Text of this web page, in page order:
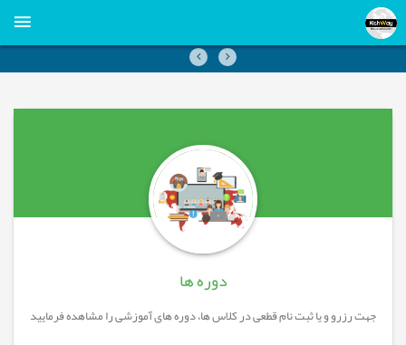
قبلیبعدی
دوره ها
جهت رزرو و یا ثبت نام قطعی در کلاس ها، دوره های آموزشی را مشاهده فرمایید